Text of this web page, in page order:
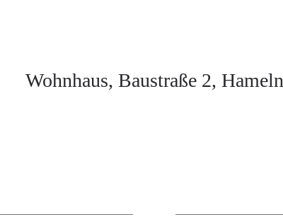
Wohnhaus, Baustraße 2, Hameln